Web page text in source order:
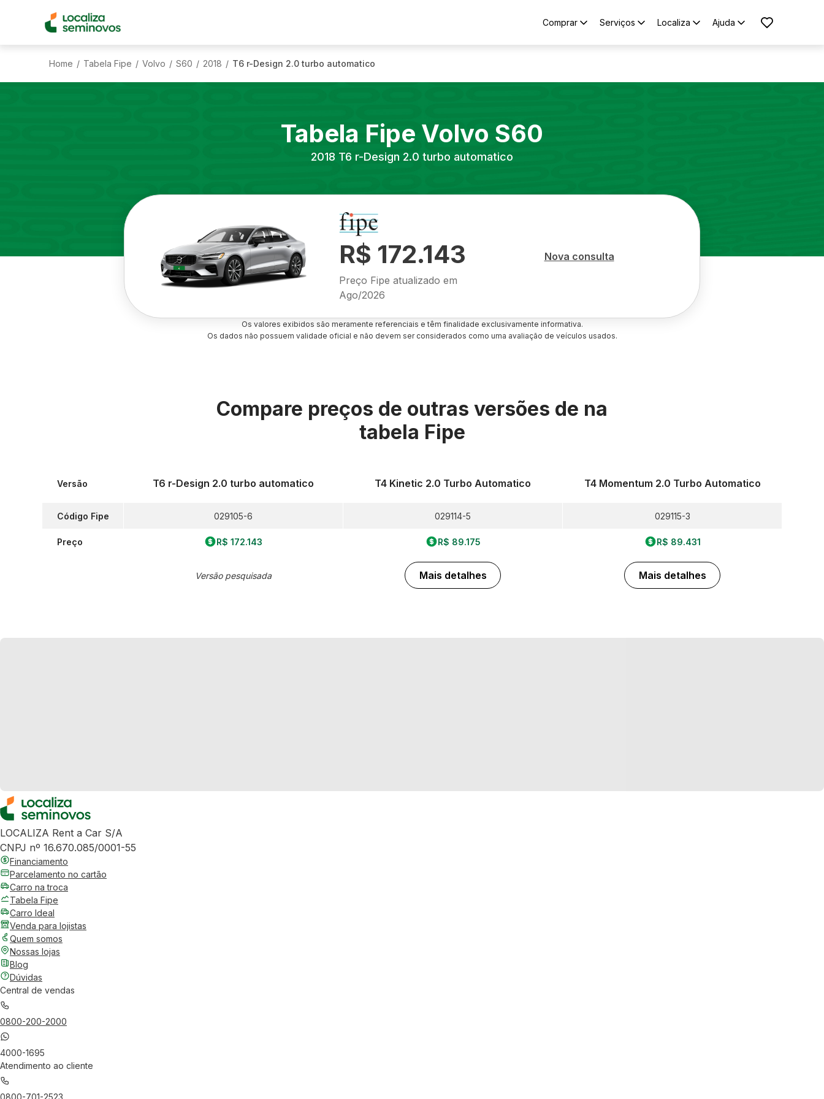
Comprar Serviços Localiza Ajuda
Home / Tabela Fipe / Volvo / S60 / 2018 / T6 r-Design 2.0 turbo automatico
Tabela Fipe Volvo S60
2018 T6 r-Design 2.0 turbo automatico
R$ 172.143
Preço Fipe atualizado em
Ago/2026
Nova consulta
Os valores exibidos são meramente referenciais e têm finalidade exclusivamente informativa.
Os dados não possuem validade oficial e não devem ser considerados como uma avaliação de veículos usados.
Compare preços de outras versões de na
tabela Fipe
Versão
Código Fipe
Preço
T6 r-Design 2.0 turbo automatico
029105-6
R$ 172.143
Versão pesquisada
T4 Kinetic 2.0 Turbo Automatico
029114-5
R$ 89.175
Mais detalhes
T4 Momentum 2.0 Turbo Automatico
029115-3
R$ 89.431
Mais detalhes
LOCALIZA Rent a Car S/A
CNPJ nº 16.670.085/0001-55
Financiamento
Parcelamento no cartão
Carro na troca
Tabela Fipe
Carro Ideal
Venda para lojistas
Quem somos
Nossas lojas
Blog
Dúvidas
Central de vendas
0800-200-2000
4000-1695
Atendimento ao cliente
0800-701-2523